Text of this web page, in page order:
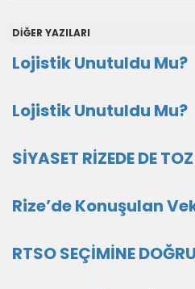
DİĞER YAZILARI
Lojistik Unutuldu Mu?
Lojistik Unutuldu Mu?
SİYASET RİZEDE DE
Rize’de Konuşulan
RTSO SEÇİMİNE DOĞRU